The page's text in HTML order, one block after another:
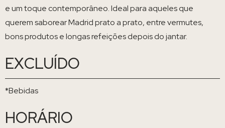
e um toque contemporâneo. Ideal para aqueles que
querem saborear Madrid prato a prato, entre vermutes,
bons produtos e longas refeições depois do jantar.
EXCLUÍDO
*Bebidas
HORÁRIO